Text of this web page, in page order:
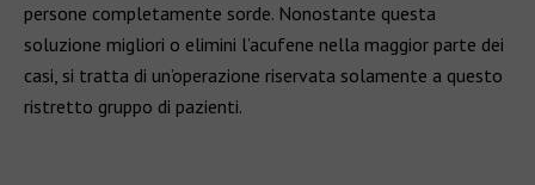
persone completamente sorde. Nonostante questa
soluzione migliori o elimini l’acufene nella maggior parte dei
casi, si tratta di un’operazione riservata solamente a questo
ristretto gruppo di pazienti.